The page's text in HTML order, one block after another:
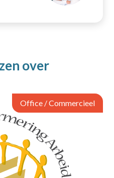
over
Office / Commercieel